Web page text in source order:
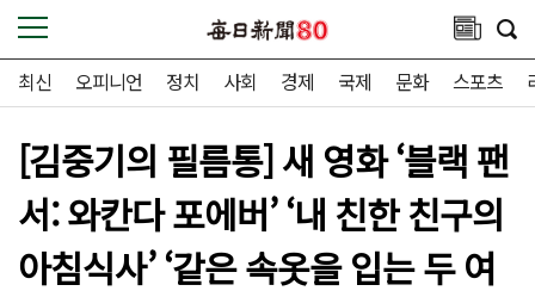
최신 오피니언 정치 사회 경제 국제 문화 스포츠
[김중기의 필름통] 새 영화 ‘블랙 팬
서: 와칸다 포에버’ ‘내 친한 친구의
아침식사’ ‘같은 속옷을 입는 두 여